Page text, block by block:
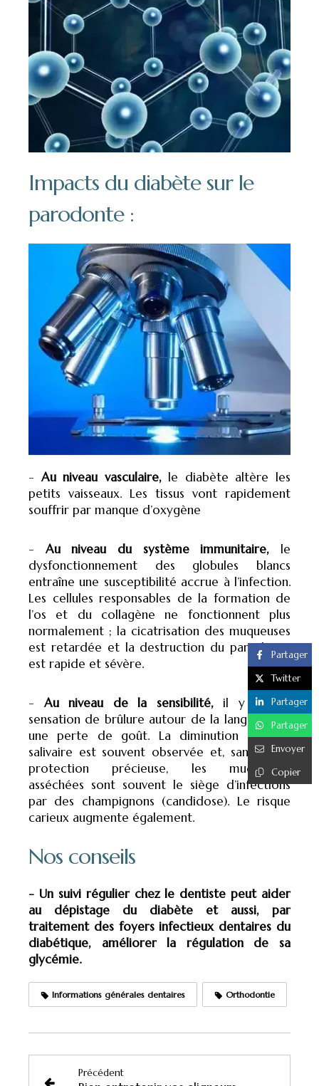
Impacts du diabète sur le
parodonte :
- Au niveau vasculaire,le diabète altère les
petits vaisseaux. Les tissus vont rapidement
souffrir par manque d’oxygène
-Au niveau du système immunitaire, le
dysfonctionnement des globules blancs
entraîne une susceptibilité accrue à l’infection.
Les cellules responsables de la formation de
l’os et du collagène ne fonctionnent plus
normalement ; la cicatrisation des muqueuses
est retardée et la destruction du parodonte
est rapide et sévère.
-Au niveau de la sensibilité,il y a une
sensation de brûlure autour de la langue avec
une perte de goût. La diminution du flux
salivaire est souvent observée et, sans cette
protection précieuse, les muqueuses
asséchées sont souvent le siège d’infections
par des champignons (candidose). Le risque
carieux augmente également.
Nos conseils
- Un suivi régulier chez le dentiste peut aider
au dépistage du diabète et aussi, par
traitement des foyers infectieux dentaires du
diabétique, améliorer la régulation de sa
glycémie.
Informations générales dentaires Orthodontie
Précédent
Partager
Twitter
Partager
Partager
Envoyer
Copier